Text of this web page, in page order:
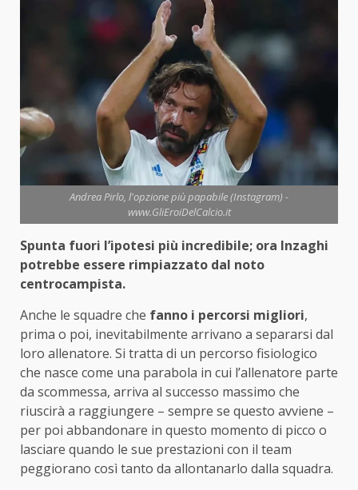
Andrea Pirlo, l'opzione più papabile (Instagram) -
www.GliEroiDelCalcio.it
Spunta fuori l’ipotesi più incredibile; ora Inzaghi
potrebbe essere rimpiazzato dal noto
centrocampista.
Anche le squadre che fanno i percorsi migliori,
prima o poi, inevitabilmente arrivano a separarsi dal
loro allenatore. Si tratta di un percorso fisiologico
che nasce come una parabola in cui l’allenatore parte
da scommessa, arriva al successo massimo che
riuscirà a raggiungere – sempre se questo avviene –
per poi abbandonare in questo momento di picco o
lasciare quando le sue prestazioni con il team
peggiorano così tanto da allontanarlo dalla squadra.